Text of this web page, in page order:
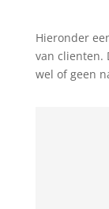
Hieronder
van clienten.
wel of geen